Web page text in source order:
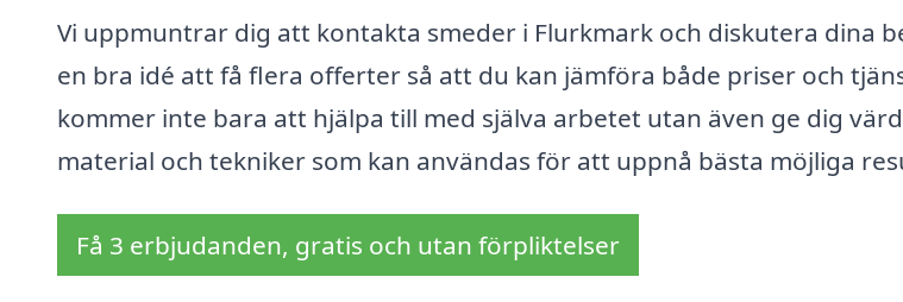
Vi uppmuntrar dig att kontakta smeder i Flurkmark och diskutera dina
en bra idé att få flera offerter så att du kan jämföra både priser och
kommer inte bara att hjälpa till med själva arbetet utan även ge dig
material och tekniker som kan användas för att uppnå bästa möjliga
Få 3 erbjudanden, gratis och utan förpliktelser